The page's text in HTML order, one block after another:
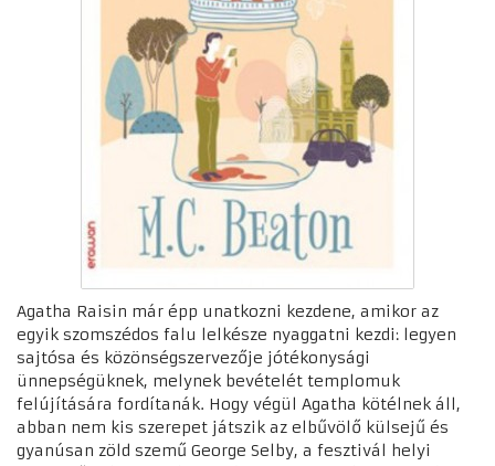
Agatha Raisin már épp unatkozni kezdene, amikor az
egyik szomszédos falu lelkésze nyaggatni kezdi: legyen
sajtósa és közönségszervezője jótékonysági
ünnepségüknek, melynek bevételét templomuk
felújítására fordítanák. Hogy végül Agatha kötélnek áll,
abban nem kis szerepet játszik az elbűvölő külsejű és
gyanúsan zöld szemű George Selby, a fesztivál helyi